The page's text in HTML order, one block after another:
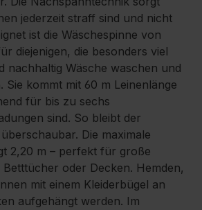
jederzeit straff sind und nicht
ist die Wäschespinne von
diejenigen, die besonders viel
nachhaltig Wäsche waschen und
kommt mit 60 m Leinenlänge
für bis zu sechs
sind. So bleibt der
Die maximale
2,20 m – perfekt für große
Betttücher oder Decken. Hemden,
mit einem Kleiderbügel an
aufgehängt werden. Im